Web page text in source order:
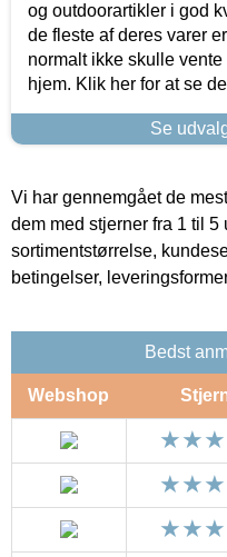
og outdoorartikler i god
de fleste af deres varer
normalt ikke skulle
hjem. Klik her for at se
Se
Vi har gennemgået de
dem med stjerner fra 1 til
sortimentstørrelse,
betingelser,
Bedst
Webshop